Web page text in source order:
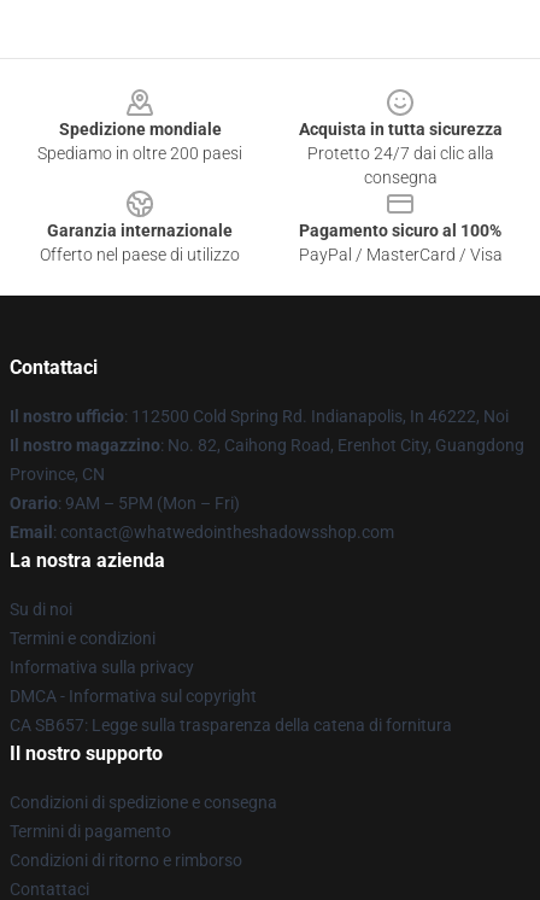
Spedizione mondiale
Spediamo in oltre 200 paesi
Acquista in tutta sicurezza
Protetto 24/7 dai clic alla
consegna
Garanzia internazionale
Offerto nel paese di utilizzo
Pagamento sicuro al 100%
PayPal / MasterCard / Visa
Contattaci
Il nostro ufficio: 112500 Cold Spring Rd. Indianapolis, In 46222, Noi
Il nostro magazzino: No. 82, Caihong Road, Erenhot City, Guangdong
Province, CN
Orario: 9AM – 5PM (Mon – Fri)
Email : contact@whatwedointheshadowsshop.com
La nostra azienda
Su di noi
Termini e condizioni
Informativa sulla privacy
DMCA - Informativa sul copyright
CA SB657: Legge sulla trasparenza della catena di fornitura
Il nostro supporto
Condizioni di spedizione e consegna
Termini di pagamento
Condizioni di ritorno e rimborso
Contattaci